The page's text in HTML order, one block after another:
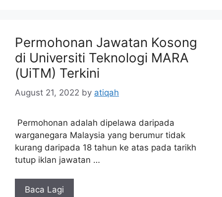
Permohonan Jawatan Kosong
di Universiti Teknologi MARA
(UiTM) Terkini
August 21, 2022 by atiqah
Permohonan adalah dipelawa daripada
warganegara Malaysia yang berumur tidak
kurang daripada 18 tahun ke atas pada tarikh
tutup iklan jawatan …
Baca Lagi